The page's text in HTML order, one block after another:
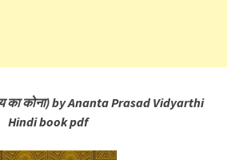
का कोना) by Ananta Prasad Vidyarthi
Hindi book pdf